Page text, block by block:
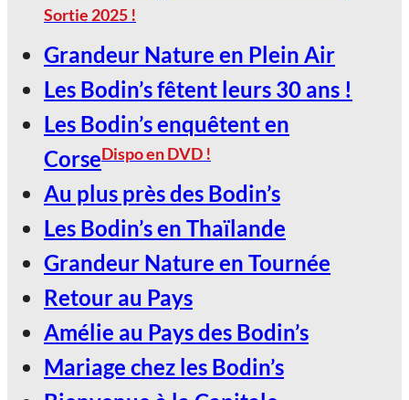
LE SCARABÉE / ROANNE
2027, Votez Les Bodin’s Grandeur
Nature !
30
Jan
LE SCARABÉE / ROANNE
2027, Votez Les Bodin’s Grandeur
Nature !
Sortie 2025 !
Grandeur Nature en Plein Air
Les Bodin’s fêtent leurs 30 ans !
Les Bodin’s enquêtent en
CorseDispo en DVD !
Au plus près des Bodin’s
Les Bodin’s en Thaïlande
Grandeur Nature en Tournée
Retour au Pays
Amélie au Pays des Bodin’s
Mariage chez les Bodin’s